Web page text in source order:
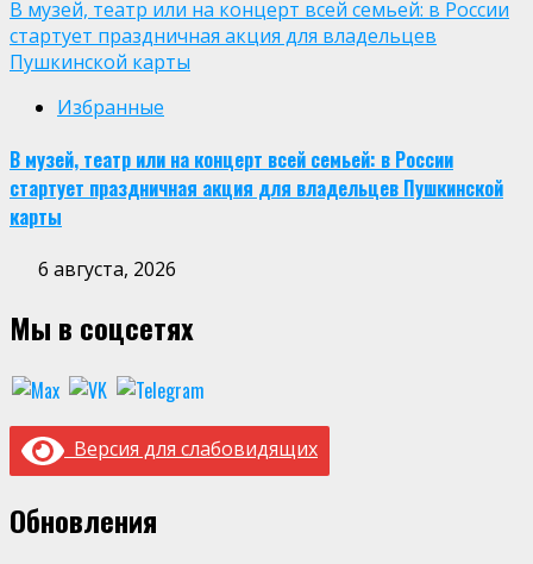
В музей, театр или на концерт всей семьей: в России
стартует праздничная акция для владельцев
Пушкинской карты
Избранные
В музей, театр или на концерт всей семьей: в России
стартует праздничная акция для владельцев Пушкинской
карты
6 августа, 2026
Мы в соцсетях
Версия для слабовидящих
Обновления